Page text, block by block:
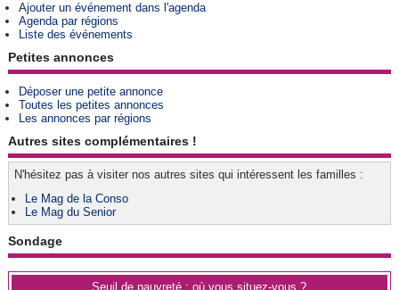
Ajouter un événement dans l'agenda
Agenda par régions
Liste des événements
Petites annonces
Déposer une petite annonce
Toutes les petites annonces
Les annonces par régions
Autres sites complémentaires !
N'hésitez pas à visiter nos autres sites qui intéressent les familles :
Le Mag de la Conso
Le Mag du Senior
Sondage
Seuil de pauvreté : où vous situez-vous ?